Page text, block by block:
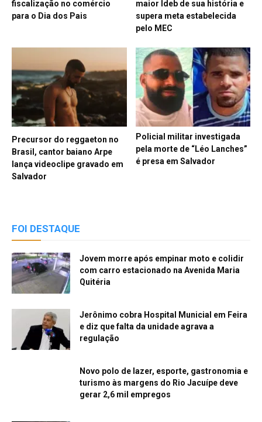
fiscalização no comércio
para o Dia dos Pais
maior Ideb de sua história e
supera meta estabelecida
pelo MEC
Precursor do reggaeton no
Brasil, cantor baiano Arpe
lança videoclipe gravado em
Salvador
Policial militar investigada
pela morte de “Léo Lanches”
é presa em Salvador
FOI DESTAQUE
Jovem morre após empinar moto e colidir
com carro estacionado na Avenida Maria
Quitéria
Jerônimo cobra Hospital Municial em Feira
e diz que falta da unidade agrava a
regulação
Novo polo de lazer, esporte, gastronomia e
turismo às margens do Rio Jacuípe deve
gerar 2,6 mil empregos